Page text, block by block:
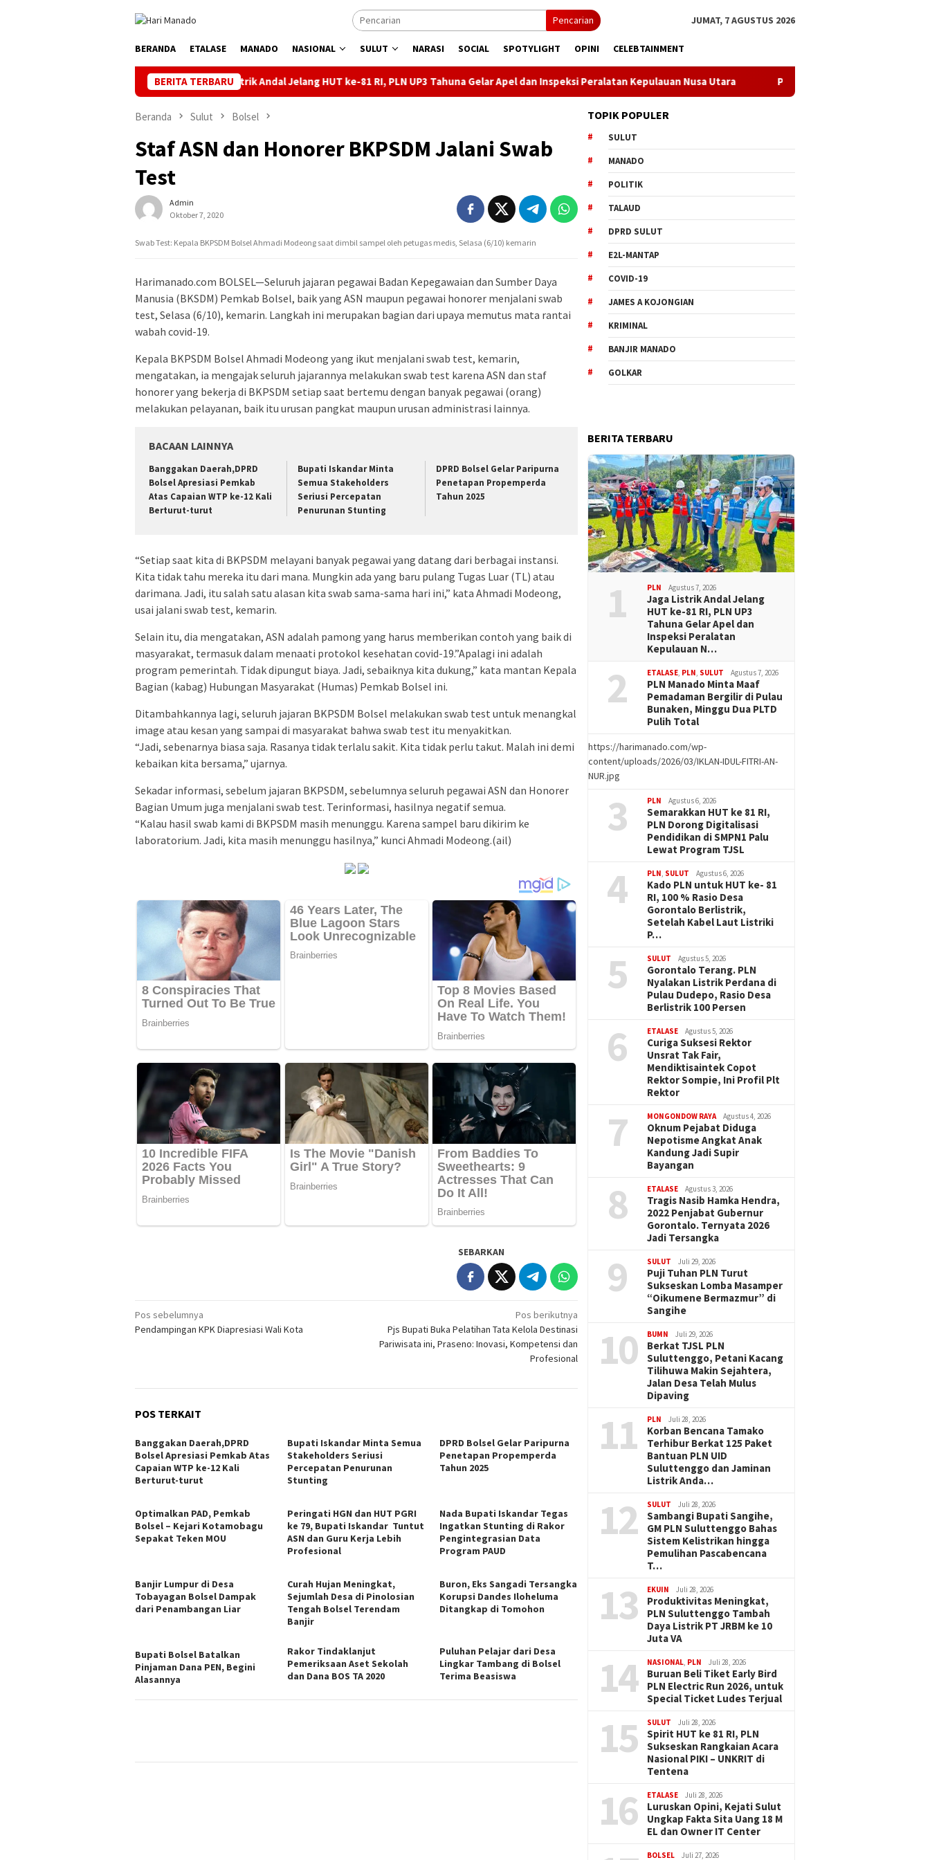
Pencarian JUMAT, 7 AGUSTUS 2026
BERANDA ETALASE MANADO NASIONAL SULUT NARASI SOCIAL SPOTYLIGHT OPINI CELEBTAINMENT
BERITA TERBARU
Jaga Listrik Andal Jelang HUT ke-81 RI, PLN UP3 Tahuna Gelar Apel dan Inspeksi Peralatan Kepulauan Nusa Utara PLN Manado Minta Maaf Pemadaman Bergilir di
Beranda Sulut Bolsel
Staf ASN dan Honorer BKPSDM Jalani Swab
Test
Admin
Oktober 7, 2020
Swab Test: Kepala BKPSDM Bolsel Ahmadi Modeong saat dimbil sampel oleh petugas medis, Selasa (6/10) kemarin
Harimanado.com BOLSEL—Seluruh jajaran pegawai Badan Kepegawaian dan Sumber Daya
Manusia (BKSDM) Pemkab Bolsel, baik yang ASN maupun pegawai honorer menjalani swab
test, Selasa (6/10), kemarin. Langkah ini merupakan bagian dari upaya memutus mata rantai
wabah covid-19.
Kepala BKPSDM Bolsel Ahmadi Modeong yang ikut menjalani swab test, kemarin,
mengatakan, ia mengajak seluruh jajarannya melakukan swab test karena ASN dan staf
honorer yang bekerja di BKPSDM setiap saat bertemu dengan banyak pegawai (orang)
melakukan pelayanan, baik itu urusan pangkat maupun urusan administrasi lainnya.
BACAAN LAINNYA
Banggakan Daerah,DPRD
Bolsel Apresiasi Pemkab
Atas Capaian WTP ke-12 Kali
Berturut-turut
Bupati Iskandar Minta
Semua Stakeholders
Seriusi Percepatan
Penurunan Stunting
DPRD Bolsel Gelar Paripurna
Penetapan Propemperda
Tahun 2025
“Setiap saat kita di BKPSDM melayani banyak pegawai yang datang dari berbagai instansi.
Kita tidak tahu mereka itu dari mana. Mungkin ada yang baru pulang Tugas Luar (TL) atau
darimana. Jadi, itu salah satu alasan kita swab sama-sama hari ini,” kata Ahmadi Modeong,
usai jalani swab test, kemarin.
Selain itu, dia mengatakan, ASN adalah pamong yang harus memberikan contoh yang baik di
masyarakat, termasuk dalam menaati protokol kesehatan covid-19.”Apalagi ini adalah
program pemerintah. Tidak dipungut biaya. Jadi, sebaiknya kita dukung,” kata mantan Kepala
Bagian (kabag) Hubungan Masyarakat (Humas) Pemkab Bolsel ini.
Ditambahkannya lagi, seluruh jajaran BKPSDM Bolsel melakukan swab test untuk menangkal
image atau kesan yang sampai di masyarakat bahwa swab test itu menyakitkan.
“Jadi, sebenarnya biasa saja. Rasanya tidak terlalu sakit. Kita tidak perlu takut. Malah ini demi
kebaikan kita bersama,” ujarnya.
Sekadar informasi, sebelum jajaran BKPSDM, sebelumnya seluruh pegawai ASN dan Honorer
Bagian Umum juga menjalani swab test. Terinformasi, hasilnya negatif semua.
“Kalau hasil swab kami di BKPSDM masih menunggu. Karena sampel baru dikirim ke
laboratorium. Jadi, kita masih menunggu hasilnya,” kunci Ahmadi Modeong.(ail)
SEBARKAN
Navigasi
pos
Pos sebelumnya
Pendampingan KPK Diapresiasi Wali Kota
Pos berikutnya
Pjs Bupati Buka Pelatihan Tata Kelola Destinasi
Pariwisata ini, Praseno: Inovasi, Kompetensi dan
Profesional
POS TERKAIT
Banggakan Daerah,DPRD
Bolsel Apresiasi Pemkab Atas
Capaian WTP ke-12 Kali
Berturut-turut
Bupati Iskandar Minta Semua
Stakeholders Seriusi
Percepatan Penurunan
Stunting
DPRD Bolsel Gelar Paripurna
Penetapan Propemperda
Tahun 2025
Optimalkan PAD, Pemkab
Bolsel – Kejari Kotamobagu
Sepakat Teken MOU
Peringati HGN dan HUT PGRI
ke 79, Bupati Iskandar Tuntut
ASN dan Guru Kerja Lebih
Profesional
Nada Bupati Iskandar Tegas
Ingatkan Stunting di Rakor
Pengintegrasian Data
Program PAUD
Banjir Lumpur di Desa
Tobayagan Bolsel Dampak
dari Penambangan Liar
Curah Hujan Meningkat,
Sejumlah Desa di Pinolosian
Tengah Bolsel Terendam
Banjir
Buron, Eks Sangadi Tersangka
Korupsi Dandes Iloheluma
Ditangkap di Tomohon
Bupati Bolsel Batalkan
Pinjaman Dana PEN, Begini
Alasannya
Rakor Tindaklanjut
Pemeriksaan Aset Sekolah
dan Dana BOS TA 2020
Puluhan Pelajar dari Desa
Lingkar Tambang di Bolsel
Terima Beasiswa
TOPIK POPULER
SULUT
MANADO
POLITIK
TALAUD
DPRD SULUT
E2L-MANTAP
COVID-19
JAMES A KOJONGIAN
KRIMINAL
BANJIR MANADO
GOLKAR
BERITA TERBARU
1 PLN Agustus 7, 2026
Jaga Listrik Andal Jelang
HUT ke-81 RI, PLN UP3
Tahuna Gelar Apel dan
Inspeksi Peralatan
Kepulauan N…
2 ETALASE PLN SULUT Agustus 7, 2026
PLN Manado Minta Maaf
Pemadaman Bergilir di Pulau
Bunaken, Minggu Dua PLTD
Pulih Total
https://harimanado.com/wp-
content/uploads/2026/03/IKLAN-IDUL-FITRI-AN-
NUR.jpg
3 PLN Agustus 6, 2026
Semarakkan HUT ke 81 RI,
PLN Dorong Digitalisasi
Pendidikan di SMPN1 Palu
Lewat Program TJSL
4 PLN SULUT Agustus 6, 2026
Kado PLN untuk HUT ke- 81
RI, 100 % Rasio Desa
Gorontalo Berlistrik,
Setelah Kabel Laut Listriki
P…
5 SULUT Agustus 5, 2026
Gorontalo Terang. PLN
Nyalakan Listrik Perdana di
Pulau Dudepo, Rasio Desa
Berlistrik 100 Persen
6 ETALASE Agustus 5, 2026
Curiga Suksesi Rektor
Unsrat Tak Fair,
Mendiktisaintek Copot
Rektor Sompie, Ini Profil Plt
Rektor
7 MONGONDOW RAYA Agustus 4, 2026
Oknum Pejabat Diduga
Nepotisme Angkat Anak
Kandung Jadi Supir
Bayangan
8 ETALASE Agustus 3, 2026
Tragis Nasib Hamka Hendra,
2022 Penjabat Gubernur
Gorontalo. Ternyata 2026
Jadi Tersangka
9 SULUT Juli 29, 2026
Puji Tuhan PLN Turut
Sukseskan Lomba Masamper
“Oikumene Bermazmur” di
Sangihe
10 BUMN Juli 29, 2026
Berkat TJSL PLN
Suluttenggo, Petani Kacang
Tilihuwa Makin Sejahtera,
Jalan Desa Telah Mulus
Dipaving
11 PLN Juli 28, 2026
Korban Bencana Tamako
Terhibur Berkat 125 Paket
Bantuan PLN UID
Suluttenggo dan Jaminan
Listrik Anda…
12 SULUT Juli 28, 2026
Sambangi Bupati Sangihe,
GM PLN Suluttenggo Bahas
Sistem Kelistrikan hingga
Pemulihan Pascabencana
T…
13 EKUIN Juli 28, 2026
Produktivitas Meningkat,
PLN Suluttenggo Tambah
Daya Listrik PT JRBM ke 10
Juta VA
14 NASIONAL PLN Juli 28, 2026
Buruan Beli Tiket Early Bird
PLN Electric Run 2026, untuk
Special Ticket Ludes Terjual
15 SULUT Juli 28, 2026
Spirit HUT ke 81 RI, PLN
Sukseskan Rangkaian Acara
Nasional PIKI – UNKRIT di
Tentena
16 ETALASE Juli 28, 2026
Luruskan Opini, Kejati Sulut
Ungkap Fakta Sita Uang 18 M
EL dan Owner IT Center
BOLSEL Juli 27, 2026